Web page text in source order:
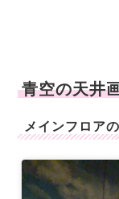
青空の天井
メインフロア